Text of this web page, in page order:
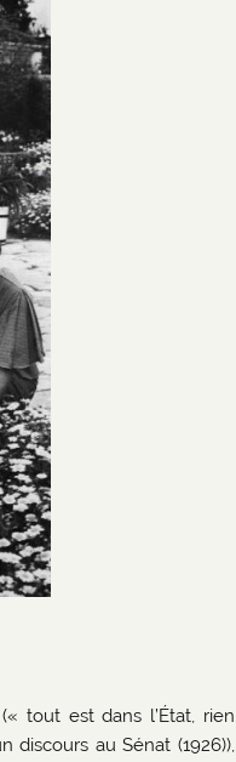
tout est dans l’État, rien
discours au Sénat (1926)),